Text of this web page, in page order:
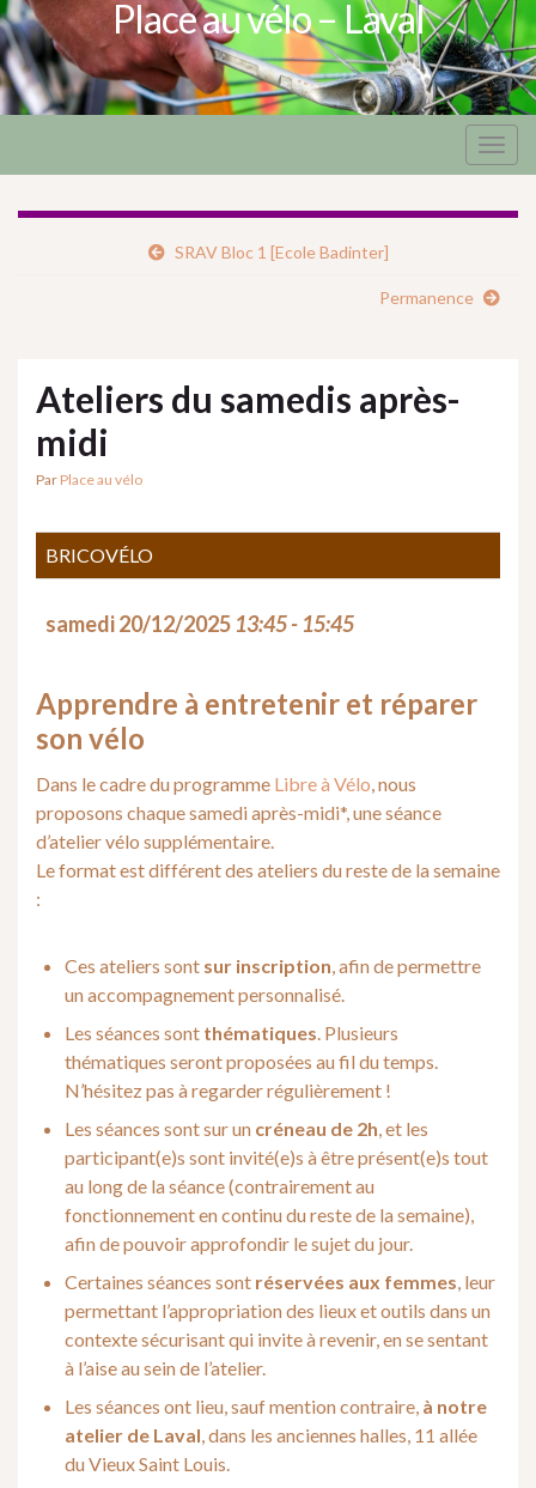
Place au vélo – Laval
SRAV Bloc 1 [Ecole Badinter]
Permanence
Ateliers du samedis après-
midi
Par Place au vélo
BRICOVÉLO
samedi 20/12/2025 13:45 - 15:45
Apprendre à entretenir et réparer
son vélo
Dans le cadre du programme Libre à Vélo , nous
proposons chaque samedi après-midi*, une séance
d’atelier vélo supplémentaire.
Le format est différent des ateliers du reste de la semaine
:
Ces ateliers sont sur inscription , afin de permettre
un accompagnement personnalisé.
Les séances sont thématiques . Plusieurs
thématiques seront proposées au fil du temps.
N’hésitez pas à regarder régulièrement !
Les séances sont sur un créneau de 2h , et les
participant(e)s sont invité(e)s à être présent(e)s tout
au long de la séance (contrairement au
fonctionnement en continu du reste de la semaine),
afin de pouvoir approfondir le sujet du jour.
Certaines séances sont réservées aux femmes , leur
permettant l’appropriation des lieux et outils dans un
contexte sécurisant qui invite à revenir, en se sentant
à l’aise au sein de l’atelier.
Les séances ont lieu, sauf mention contraire, à notre
atelier de Laval , dans les anciennes halles, 11 allée
du Vieux Saint Louis.